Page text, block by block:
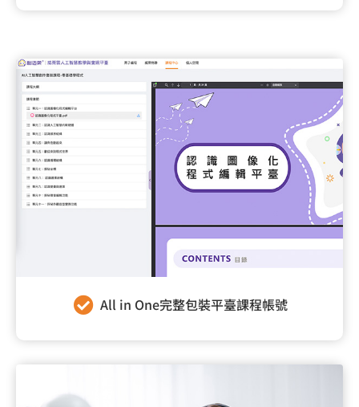
All in One完整包裝平臺課程帳號